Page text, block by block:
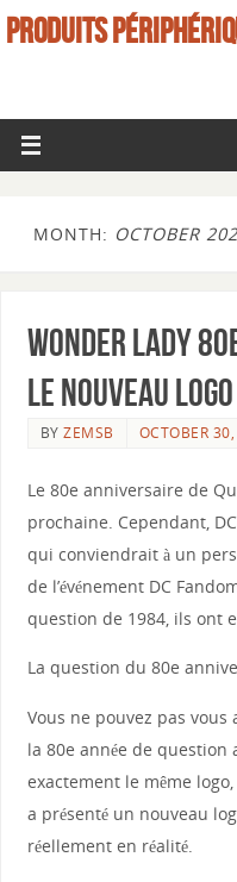
PRODUITS
MONTH: OCTOBER
Wonder Lady
le nouveau logo
BYZEMSB OCTOBER
Le 80e anniversaire de
prochaine. Cependant,
qui conviendrait à un
de l’événement DC
question de 1984, ils ont
La question du 80e
Vous ne pouvez pas vous
la 80e année de question
exactement le même
a présenté un nouveau
réellement en réalité.